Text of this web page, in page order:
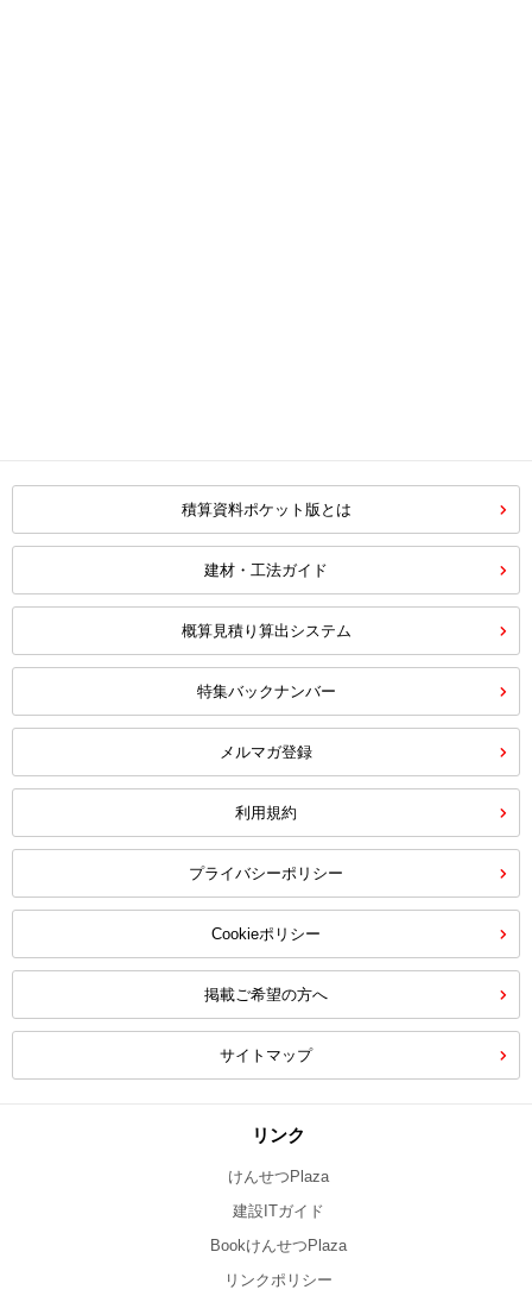
積算資料ポケット版とは
建材・工法ガイド
概算見積り算出システム
特集バックナンバー
メルマガ登録
利用規約
プライバシーポリシー
Cookieポリシー
掲載ご希望の方へ
サイトマップ
リンク
けんせつPlaza
建設ITガイド
BookけんせつPlaza
リンクポリシー